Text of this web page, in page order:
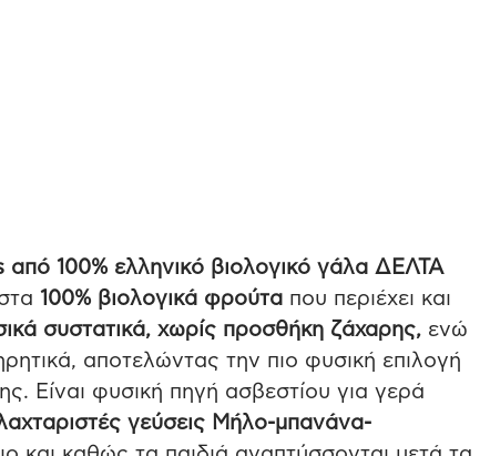
από 100% ελληνικό βιολογικό γάλα ΔΕΛΤΑ
100% βιολογικά φρούτα που περιέχει και
συστατικά, χωρίς προσθήκη ζάχαρης, ενώ
αποτελώντας την πιο φυσική επιλογή
Είναι φυσική πηγή ασβεστίου για γερά
γεύσεις Μήλο-μπανάνα-